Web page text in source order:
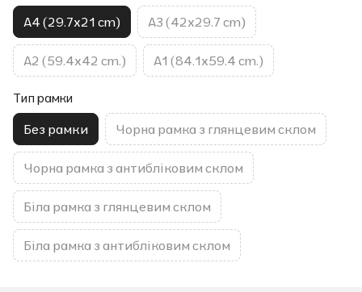
A4 (29.7x21 cm) A3 (42x29.7 cm)
A2 (59.4x42 cm.) A1 (84.1x59.4 cm.)
Тип рамки
Без рамки Чорна рамка з глянцевим склом
Чорна рамка з антибліковим склом
Біла рамка з глянцевим склом
Біла рамка з антибліковим склом